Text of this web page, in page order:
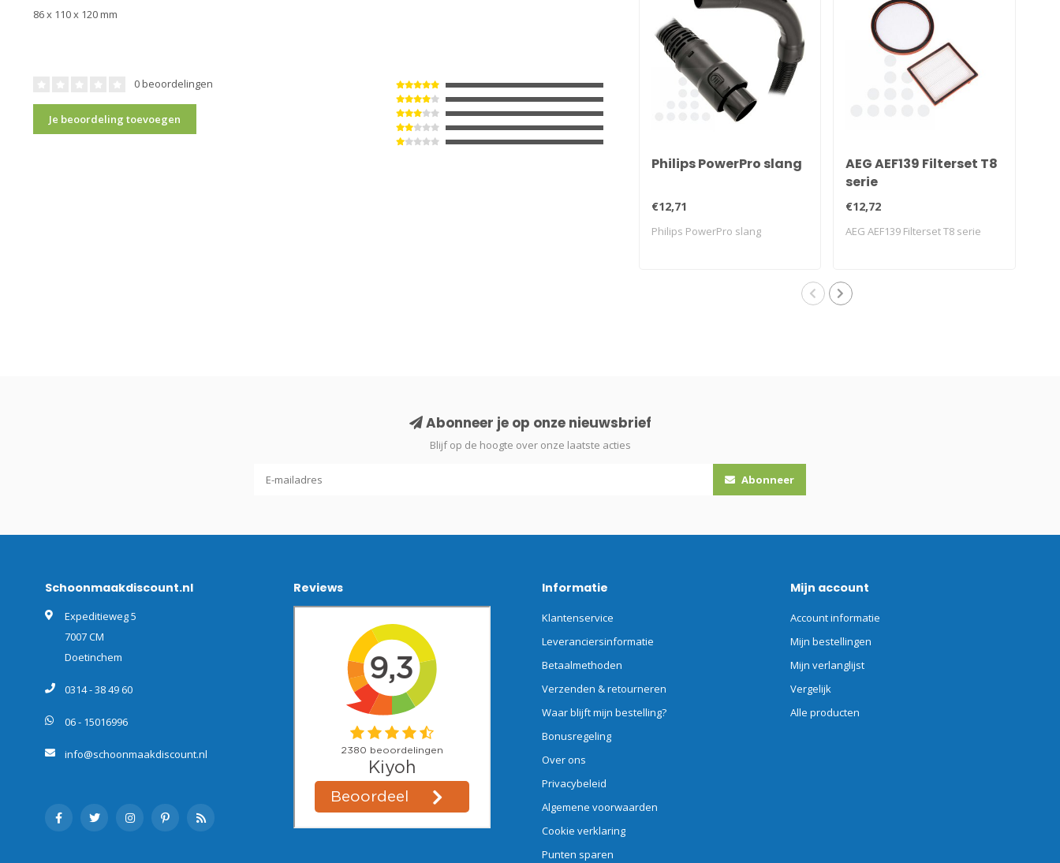
86 x 110 x 120 mm
0 beoordelingen
Je beoordeling toevoegen
Philips PowerPro slang
€12,71
Philips PowerPro slang
AEG AEF139 Filterset T8
serie
€12,72
AEG AEF139 Filterset T8 serie
Abonneer je op onze nieuwsbrief
Blijf op de hoogte over onze laatste acties
Abonneer
Schoonmaakdiscount.nl
Expeditieweg 5
7007 CM
Doetinchem
0314 - 38 49 60
06 - 15016996
info@schoonmaakdiscount.nl
Reviews Informatie
Klantenservice
Leveranciersinformatie
Betaalmethoden
Verzenden & retourneren
Waar blijft mijn bestelling?
Bonusregeling
Over ons
Privacybeleid
Algemene voorwaarden
Cookie verklaring
Punten sparen
Mijn account
Account informatie
Mijn bestellingen
Mijn verlanglijst
Vergelijk
Alle producten